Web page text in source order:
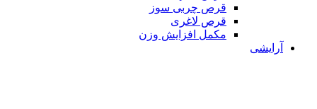
قرص چربی سوز
قرص لاغری
مکمل افزایش وزن
آرایشی